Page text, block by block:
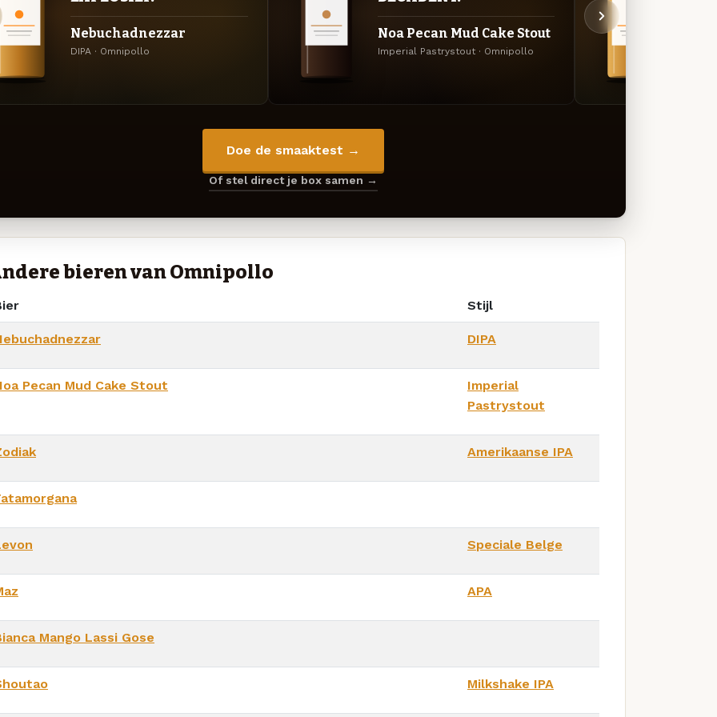
Nebuchadnezzar
DIPA · Omnipollo
Noa Pecan Mud Cake Stout
Imperial Pastrystout · Omnipollo
Doe de smaaktest →
Of stel direct je box samen →
bieren van Omnipollo
Stijl
DIPA
Pecan Mud Cake Stout
Imperial
Pastrystout
Amerikaanse IPA
Speciale Belge
APA
Mango Lassi Gose
Milkshake IPA